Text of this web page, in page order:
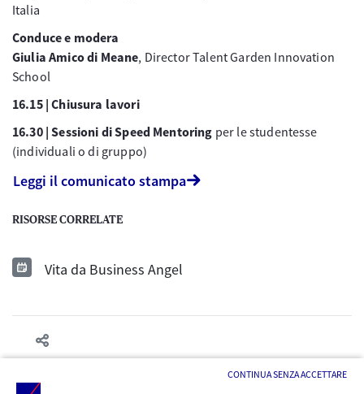
CONTINUA SENZA ACCETTARE
Italia
Conduce e modera
Giulia Amico di Meane, Director Talent Garden Innovation
School
16.15 | Chiusura lavori
16.30 | Sessioni di Speed Mentoring per le studentesse
(individuali o di gruppo)
Leggi il comunicato stampa
RISORSE CORRELATE
Vita da Business Angel